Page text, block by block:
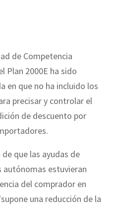
de Competencia
Plan 2000E ha sido
en que no ha incluido los
precisar y controlar el
de descuento por
que las ayudas de
estuvieran
del comprador en
una reducción de la